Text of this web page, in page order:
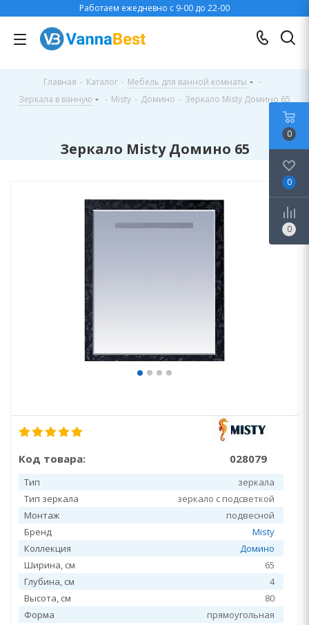
Работаем ежедневно с 9-00 до 22-00
Главная - Каталог - Мебель для ванной комнаты
-
Зеркала в ванную
- Misty - Домино - Зеркало Misty Домино 65
Зеркало Misty Домино 65
Код товара: 028079
Тип
зеркала
Тип зеркала
зеркало с подсветкой
Монтаж
подвесной
Бренд
Misty
Коллекция
Домино
Ширина, см
65
Глубина, см
4
Высота, см
80
Форма
прямоугольная
0
0
0